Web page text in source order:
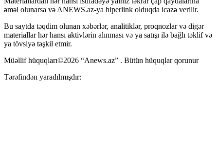
əməl olunarsa və ANEWS.az-ya hiperlink olduqda icazə verilir.
Bu saytda təqdim olunan xəbərlər, analitiklər, proqnozlar və digər
materiallar hər hansı aktivlərin alınması və ya satışı ilə bağlı təklif və
ya tövsiyə təşkil etmir.
Müəllif hüquqları©2026 “Anews.az” . Bütün hüquqlar qorunur
Tərəfindən yaradılmışdır: